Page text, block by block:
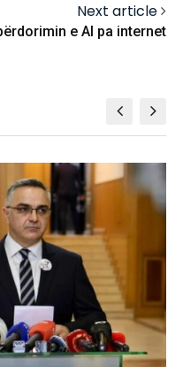
Next article
e AI pa internet
BOTË